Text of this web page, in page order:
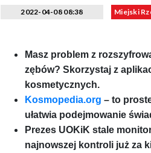
2022-04-08 08:38 Miejski
Masz problem z
zębów? Skorzystaj z
kosmetycznych.
Kosmopedia.org – to
ułatwia podejmowanie
Prezes UOKiK stale
najnowszej kontroli już za